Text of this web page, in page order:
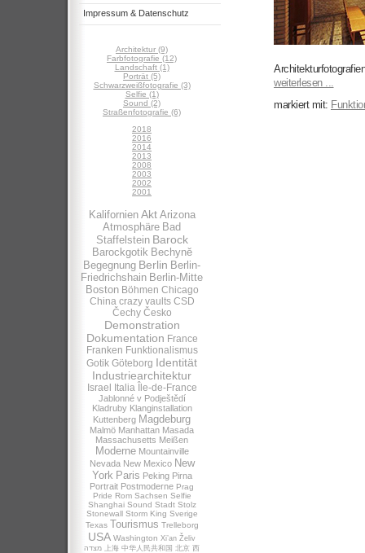
Impressum & Datenschutz
Architektur (9)
Farbfotografie (12)
Landschaft (1)
Porträt (5)
Schwarzweißfotografie (3)
Selfie (1)
Sound (2)
Straßenfotografie (6)
2018
2016
2014
2013
2008
2003
2002
2001
Kalifornien Akt Arizona
Atmosphäre Bad
Staffelstein Barock
Barockgotik Bechynĕ
Begegnung Berlin Berlin-
Friedrichshain Berlin-Mitte
Boston Böhmen Chicago
China crazy vaults CSD
Čechy Česko
Demonstration
Dokumentation France
Franken Funktionalismus
Gotik Göteborg Identität
Industriearchitektur
Israel Italia Île-de-France
Jablonné v Podještědí
Kladruby Klanginstallation
Kuttenberg Magdeburg
Malmö Manhattan Masada
Massachusetts Meißen
Moderne Mountainville
Nevada New Mexico New
York Paris Peking Pirna
Portrait Postmoderne Prag
Pride Rom Sachsen Selfie
Shanghai Sound Stadt Stolz
Stonewall Storm King Sverige
Texas Tourismus Trelleborg
USA Washington Xi’an Želiv
מצדה
上海 中华人民共和国 北京 西
weiterlesen ...
markiert mit: